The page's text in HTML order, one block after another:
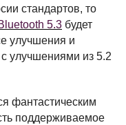
стандартов, то
5.3 будет
улучшения и
улучшениями из 5.2
фантастическим
поддерживаемое